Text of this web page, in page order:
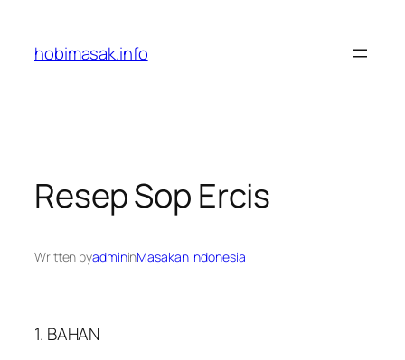
content
hobimasak.info
Resep Sop Ercis
Written byadmininMasakan Indonesia
1. BAHAN